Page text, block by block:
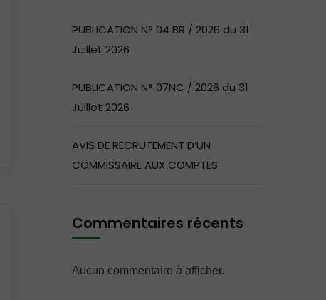
PUBLICATION N° 04 BR / 2026 du 31
Juillet 2026
PUBLICATION N° 07NC / 2026 du 31
Juillet 2026
AVIS DE RECRUTEMENT D’UN
COMMISSAIRE AUX COMPTES
Commentaires récents
Aucun commentaire à afficher.